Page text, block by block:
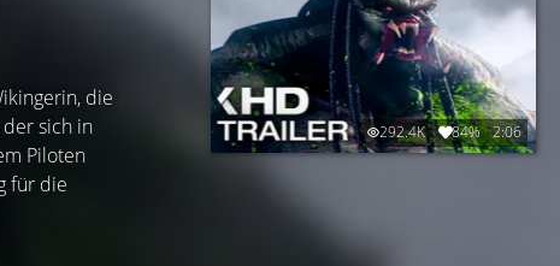
die
sich in
Piloten
für die
292.4K 84% 2:06